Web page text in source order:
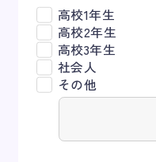
高校1年生
高校2年生
高校3年生
社会人
その他